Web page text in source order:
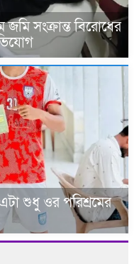
জমি সংক্রান্ত বিরোধের
শুধু ওর পরিশ্রমের